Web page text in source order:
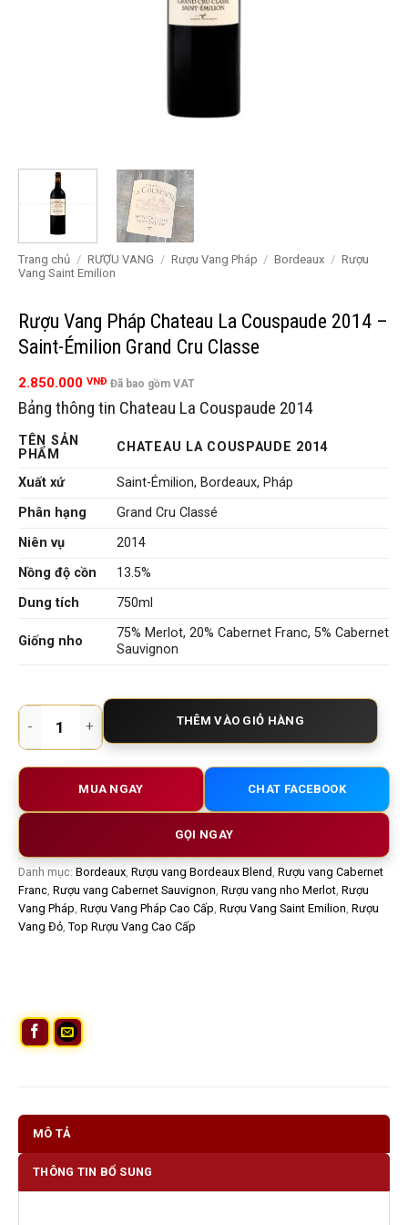
Trang chủ / RƯỢU VANG / Rượu Vang Pháp / Bordeaux / Rượu
Vang Saint Emilion
Rượu Vang Pháp Chateau La Couspaude 2014 –
Saint-Émilion Grand Cru Classe
2.850.000 VNĐ Đã bao gồm VAT
Bảng thông tin Chateau La Couspaude 2014
TÊN SẢN
PHẨM
CHATEAU LA COUSPAUDE 2014
Xuất xứ
Saint-Émilion, Bordeaux, Pháp
Phân hạng
Grand Cru Classé
Niên vụ
2014
Nồng độ cồn
13.5%
Dung tích
750ml
Giống nho
75% Merlot, 20% Cabernet Franc, 5% Cabernet
Sauvignon
Rượu Vang Pháp Chateau La Couspaude 2014 – Saint-
THÊM VÀO GIỎ HÀNG
MUA NGAY CHAT FACEBOOK
GỌI NGAY
Danh mục: Bordeaux, Rượu vang Bordeaux Blend , Rượu vang Cabernet
Franc, Rượu vang Cabernet Sauvignon, Rượu vang nho Merlot, Rượu
Vang Pháp, Rượu Vang Pháp Cao Cấp, Rượu Vang Saint Emilion, Rượu
Vang Đỏ, Top Rượu Vang Cao Cấp
MÔ TẢ
THÔNG TIN BỔ SUNG